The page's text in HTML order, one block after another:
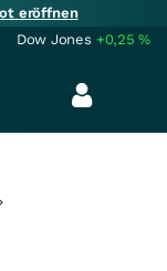
eröffnen
Dow Jones +0,25%